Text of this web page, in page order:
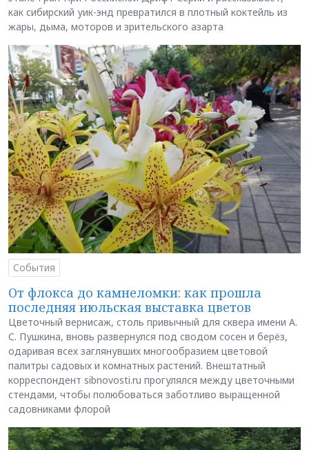
как сибирский уик-энд превратился в плотный коктейль из
жары, дыма, моторов и зрительского азарта
События
От флокса до камнеломки: как прошла
последняя июльская выставка цветов
Цветочный вернисаж, столь привычный для сквера имени А.
С. Пушкина, вновь развернулся под сводом сосен и берёз,
одаривая всех заглянувших многообразием цветовой
палитры садовых и комнатных растений. Внештатный
корреспондент sibnovosti.ru прогулялся между цветочными
стендами, чтобы полюбоваться заботливо выращенной
садовниками флорой